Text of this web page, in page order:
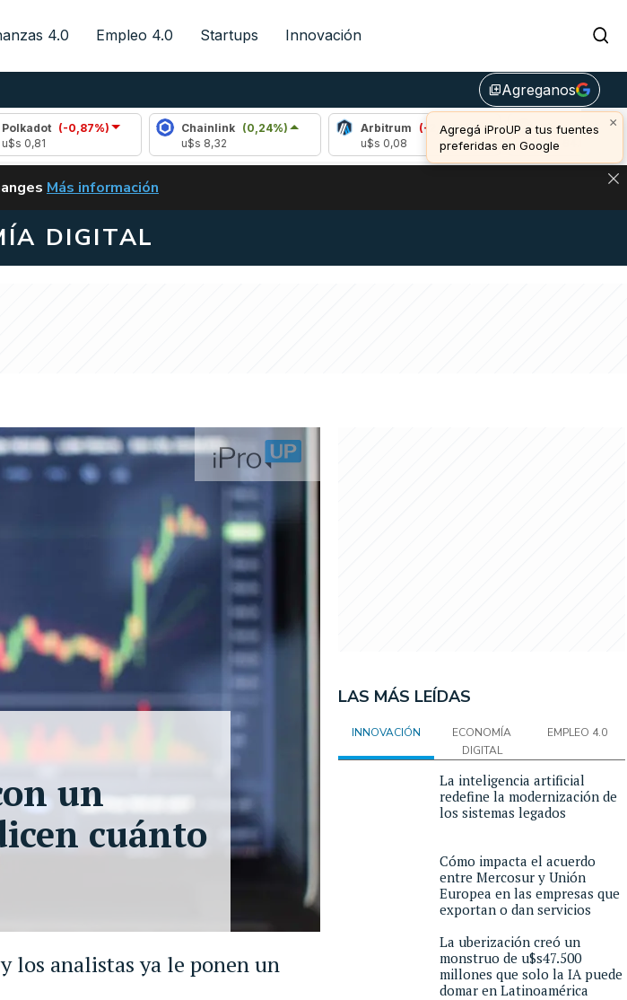
4.0 Empleo 4.0 Startups Innovación
library_addAgreganos
×
Agregá iProUP a tus fuentes
preferidas en Google
0,87%)
Chainlink
(0,24%)
Arbitrum
(-2,03%)
Bitcoin
(-0,27%)
u$s 64.861,00
CLARITY ACT EN ARGENTINA: IMPACTO EN BITCOIN, DÓLAR CRIPTO Y EXCHANGES
Más información
DIGITAL
los analistas ya le ponen un
un
cuánto
LAS MÁS LEÍDAS
INNOVACIÓN
ECONOMÍA
DIGITAL
EMPLEO 4.0
La inteligencia artificial
redefine la modernización de
los sistemas legados
Cómo impacta el acuerdo
entre Mercosur y Unión
Europea en las empresas que
exportan o dan servicios
La uberización creó un
monstruo de u$s47.500
millones que solo la IA puede
domar en Latinoamérica